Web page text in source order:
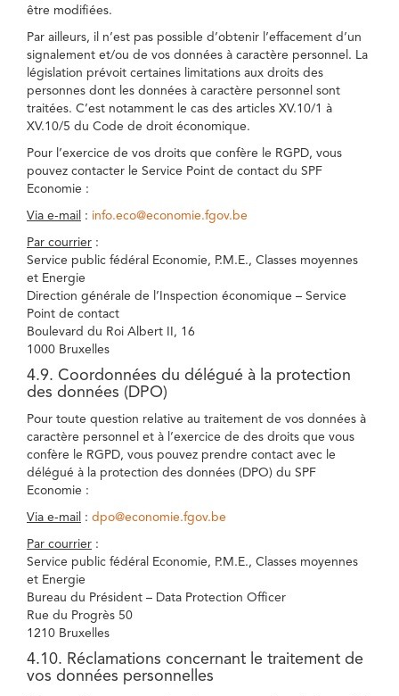
être modifiées.
Par ailleurs, il n’est pas possible d’obtenir l’effacement d’un
signalement et/ou de vos données à caractère personnel. La
législation prévoit certaines limitations aux droits des
personnes dont les données à caractère personnel sont
traitées. C’est notamment le cas des articles XV.10/1 à
XV.10/5 du Code de droit économique.
Pour l’exercice de vos droits que confère le RGPD, vous
pouvez contacter le Service Point de contact du SPF
Economie :
Via e-mail : info.eco@economie.fgov.be
Par courrier :
Service public fédéral Economie, P.M.E., Classes moyennes
et Energie
Direction générale de l’Inspection économique – Service
Point de contact
Boulevard du Roi Albert II, 16
1000 Bruxelles
4.9. Coordonnées du délégué à la protection
des données (DPO)
Pour toute question relative au traitement de vos données à
caractère personnel et à l’exercice de des droits que vous
confère le RGPD, vous pouvez prendre contact avec le
délégué à la protection des données (DPO) du SPF
Economie :
Via e-mail : dpo@economie.fgov.be
Par courrier :
Service public fédéral Economie, P.M.E., Classes moyennes
et Energie
Bureau du Président – Data Protection Officer
Rue du Progrès 50
1210 Bruxelles
4.10. Réclamations concernant le traitement de
vos données personnelles